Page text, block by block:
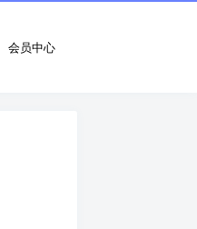
会员中心